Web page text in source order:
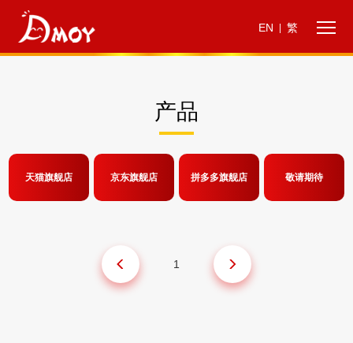
EN 繁
产品
天猫旗舰店 京东旗舰店 拼多多旗舰店 敬请期待
1